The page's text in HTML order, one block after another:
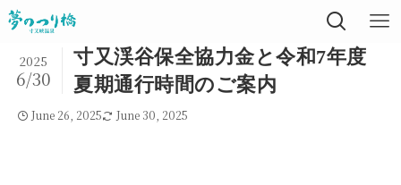
寸又渓谷保全協力金と令和7年度
夏期通行時間のご案内
2025
6/30
June 26, 2025 June 30, 2025